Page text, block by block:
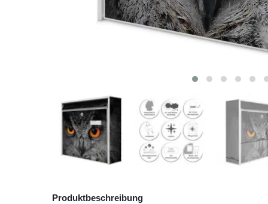
Produktbeschreibung